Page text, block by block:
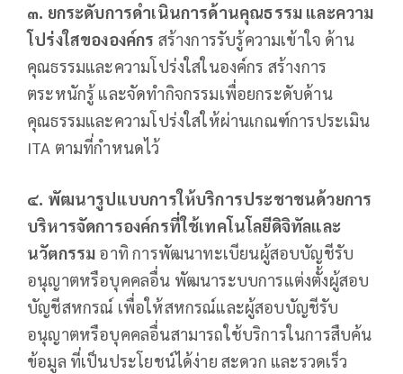
๓. ยกระดับการดำเนินการด้านคุณธรรม และความ
โปร่งใสขององค์กร สร้างการรับรู้ความเข้าใจ ด้าน
คุณธรรมและความโปร่งใสในองค์กร สร้างการ
ตระหนักรู้ และจัดทำกิจกรรมเพื่อยกระดับด้าน
คุณธรรมและความโปร่งใสให้ผ่านเกณฑ์การประเมิน
ITA ตามที่กำหนดไว้
๔. พัฒนารูปแบบการให้บริการประชาชนด้วยการ
บริหารจัดการองค์กรที่ใช้เทคโนโลยีดิจิทัลและ
นวัตกรรม อาทิ การพัฒนาทะเบียนผู้สอบบัญชีรับ
อนุญาตหรือบุคคลอื่น พัฒนาระบบการแต่งตั้งผู้สอบ
บัญชีสหกรณ์ เพื่อให้สหกรณ์และผู้สอบบัญชีรับ
อนุญาตหรือบุคคลอื่นสามารถใช้บริการในการสืบค้น
ข้อมูล ที่เป็นประโยชน์ได้ง่าย สะดวก และรวดเร็ว